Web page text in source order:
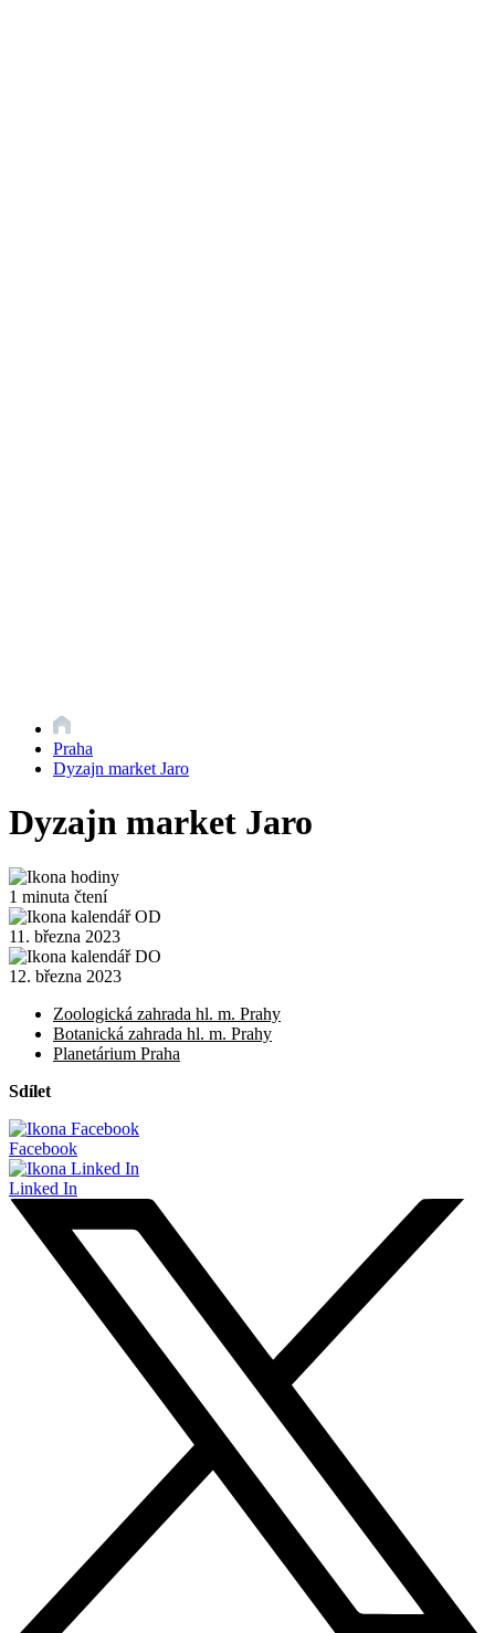
Praha
Dyzajn market Jaro
Dyzajn market Jaro
1 minuta čtení
11. března 2023
12. března 2023
Zoologická zahrada hl. m. Prahy
Botanická zahrada hl. m. Prahy
Planetárium Praha
Sdílet
Facebook
Linked In